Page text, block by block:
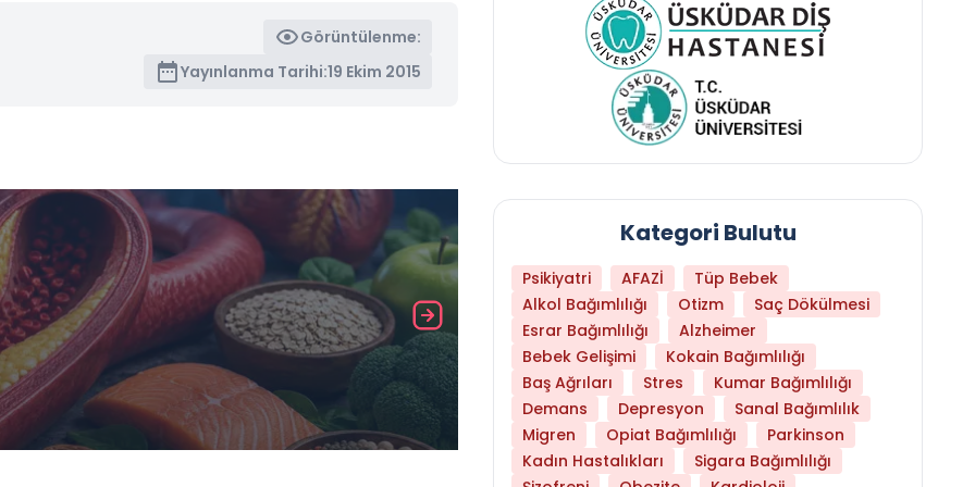
Görüntülenme:
Yayınlanma Tarihi:19 Ekim 2015
Daha Az Protein Tüketmek Yaşlanmayı
Kategori Bulutu
Psikiyatri AFAZİ
Tüp Bebek
Alkol Bağımlılığı
Otizm
Saç Dökülmesi
Esrar Bağımlılığı
Alzheimer
Bebek Gelişimi
Kokain Bağımlılığı
Baş Ağrıları
Stres
Kumar Bağımlılığı
Demans
Depresyon
Sanal Bağımlılık
Migren
Opiat Bağımlılığı
Parkinson
Kadın Hastalıkları
Sigara Bağımlılığı